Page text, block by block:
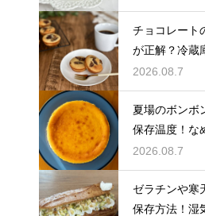
チョコレート
が正解？冷蔵
策
2026.08.7
夏場のボンボ
保存温度！な
しいツヤを保
2026.08.7
ゼラチンや寒
保存方法！湿